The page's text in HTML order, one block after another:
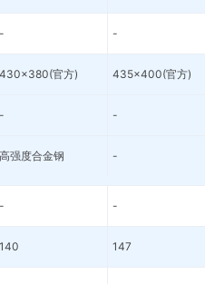
- -
430x380(官方) 435x400(官方)
- -
高强度合金钢 -
- -
140 147